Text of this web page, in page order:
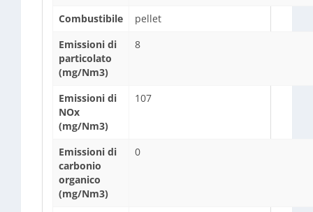
Combustibile
pellet
Emissioni di
particolato
(mg/Nm3)
8
Emissioni di
NOx
(mg/Nm3)
107
Emissioni di
carbonio
organico
(mg/Nm3)
0